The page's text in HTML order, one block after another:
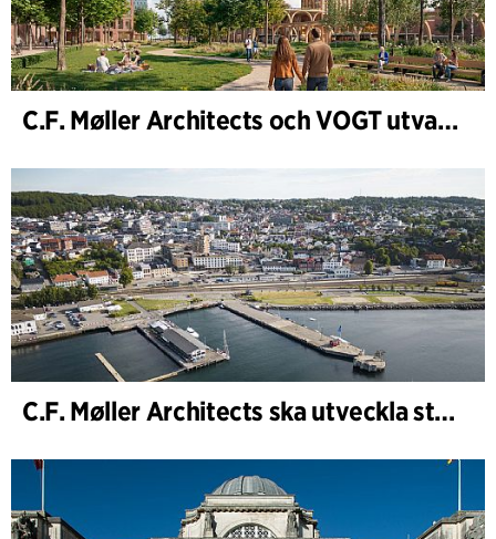
C.F. Møller Architects och VOGT utvalda att forma framtidens Hamburg-Altona
C.F. Møller Architects ska utveckla strategin för ”Knutepunkt Larvik och indre havn”